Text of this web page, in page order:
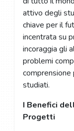
attivo degli
chiave per il
incentrata su
incoraggia gli
problemi
comprensione
studiati.
I Benefici
Progetti